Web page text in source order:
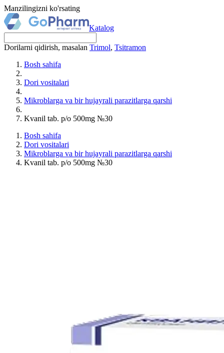
Manzilingizni ko'rsating
Katalog
Dorilarni qidirish, masalan Trimol, Tsitramon
Bosh sahifa
Dori vositalari
Mikroblarga va bir hujayrali parazitlarga qarshi
Kvanil tab. p/o 500mg №30
Bosh sahifa
Dori vositalari
Mikroblarga va bir hujayrali parazitlarga qarshi
Kvanil tab. p/o 500mg №30